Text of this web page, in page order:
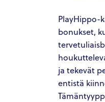
PlayHippo-
bonukset,
ja tekevät
entistä